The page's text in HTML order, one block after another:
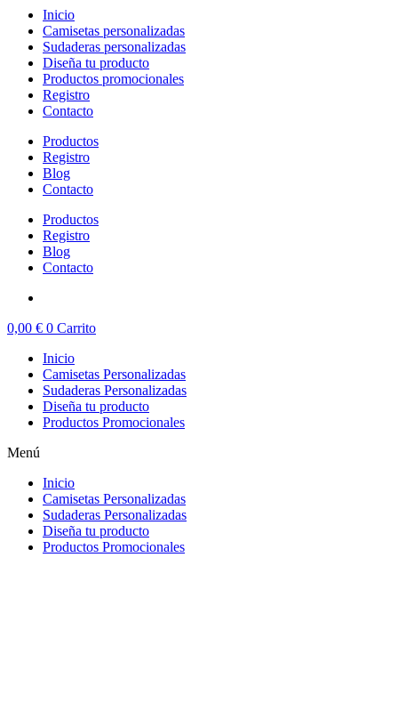
Inicio
Camisetas personalizadas
Sudaderas personalizadas
Diseña tu producto
Productos promocionales
Registro
Contacto
Productos
Registro
Blog
Contacto
Productos
Registro
Blog
Contacto
0,00 € 0 Carrito
Inicio
Camisetas Personalizadas
Sudaderas Personalizadas
Diseña tu producto
Productos Promocionales
Menú
Inicio
Camisetas Personalizadas
Sudaderas Personalizadas
Diseña tu producto
Productos Promocionales